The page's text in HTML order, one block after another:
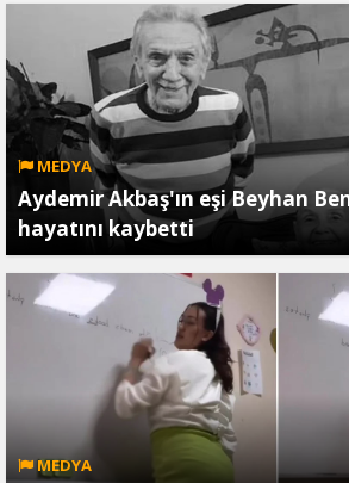
MEDYA
Aydemir Akbaş'ın eşi Beyhan
hayatını kaybetti
MEDYA